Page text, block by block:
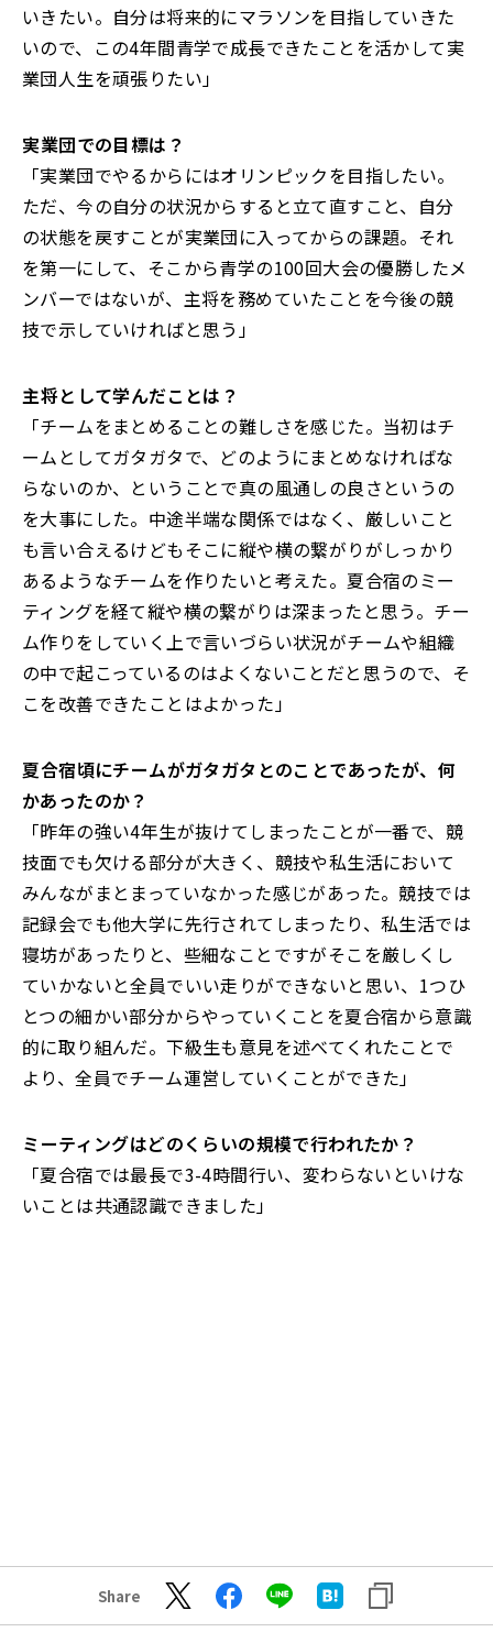
いきたい。自分は将来的にマラソンを目指していきた
いので、この4年間青学で成長できたことを活かして実
業団人生を頑張りたい」
――実業団での目標は？
「実業団でやるからにはオリンピックを目指したい。
ただ、今の自分の状況からすると立て直すこと、自分
の状態を戻すことが実業団に入ってからの課題。それ
を第一にして、そこから青学の100回大会の優勝したメ
ンバーではないが、主将を務めていたことを今後の競
技で示していければと思う」
――主将として学んだことは？
「チームをまとめることの難しさを感じた。当初はチ
ームとしてガタガタで、どのようにまとめなければな
らないのか、ということで真の風通しの良さというの
を大事にした。中途半端な関係ではなく、厳しいこと
も言い合えるけどもそこに縦や横の繋がりがしっかり
あるようなチームを作りたいと考えた。夏合宿のミー
ティングを経て縦や横の繋がりは深まったと思う。チー
ム作りをしていく上で言いづらい状況がチームや組織
の中で起こっているのはよくないことだと思うので、そ
こを改善できたことはよかった」
――夏合宿頃にチームがガタガタとのことであったが、何
かあったのか？
「昨年の強い4年生が抜けてしまったことが一番で、競
技面でも欠ける部分が大きく、競技や私生活において
みんながまとまっていなかった感じがあった。競技では
記録会でも他大学に先行されてしまったり、私生活では
寝坊があったりと、些細なことですがそこを厳しくし
ていかないと全員でいい走りができないと思い、1つひ
とつの細かい部分からやっていくことを夏合宿から意識
的に取り組んだ。下級生も意見を述べてくれたことで
より、全員でチーム運営していくことができた」
――ミーティングはどのくらいの規模で行われたか？
「夏合宿では最長で3-4時間行い、変わらないといけな
いことは共通認識できました」
Share